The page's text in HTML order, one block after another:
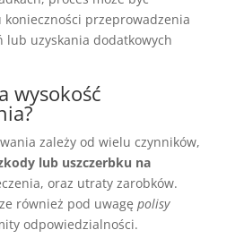
przeprowadzenia
lub uzyskania dodatkowych
wysokość
zależy od wielu czynników,
lub uszczerbku na
oraz utraty zarobków.
również pod uwagę polisy
odpowiedzialności.